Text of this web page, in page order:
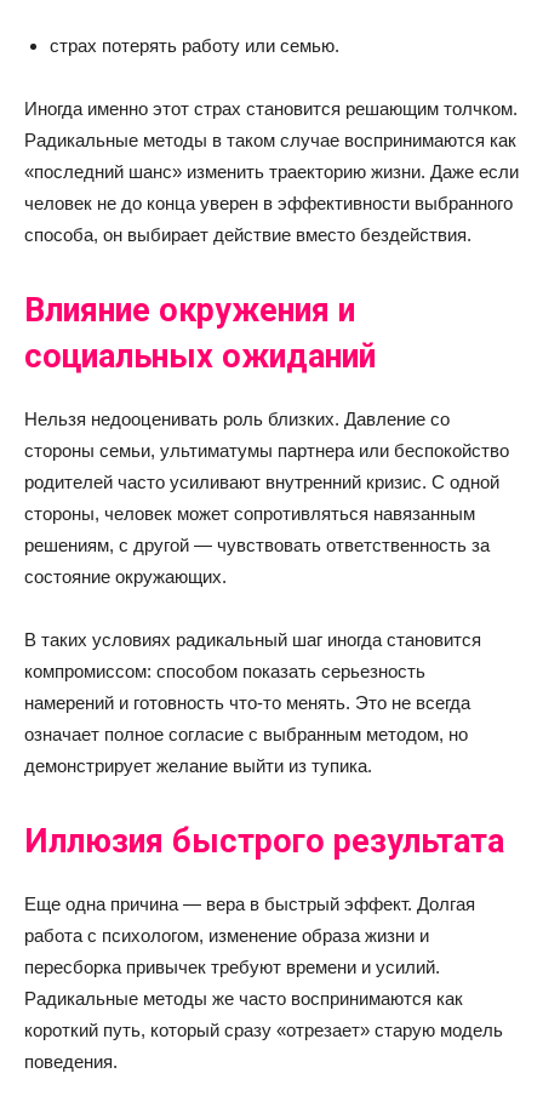
страх потерять работу или семью.
Иногда именно этот страх становится решающим толчком.
Радикальные методы в таком случае воспринимаются как
«последний шанс» изменить траекторию жизни. Даже если
человек не до конца уверен в эффективности выбранного
способа, он выбирает действие вместо бездействия.
Влияние окружения и
социальных ожиданий
Нельзя недооценивать роль близких. Давление со
стороны семьи, ультиматумы партнера или беспокойство
родителей часто усиливают внутренний кризис. С одной
стороны, человек может сопротивляться навязанным
решениям, с другой — чувствовать ответственность за
состояние окружающих.
В таких условиях радикальный шаг иногда становится
компромиссом: способом показать серьезность
намерений и готовность что-то менять. Это не всегда
означает полное согласие с выбранным методом, но
демонстрирует желание выйти из тупика.
Иллюзия быстрого результата
Еще одна причина — вера в быстрый эффект. Долгая
работа с психологом, изменение образа жизни и
пересборка привычек требуют времени и усилий.
Радикальные методы же часто воспринимаются как
короткий путь, который сразу «отрезает» старую модель
поведения.